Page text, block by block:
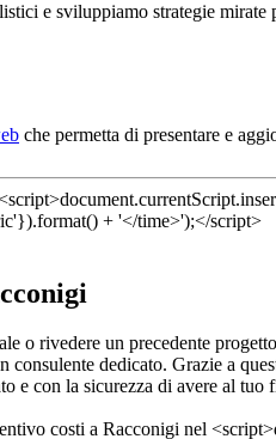
e sviluppiamo strategie mirate
che permetta di presentare e
o rivedere un precedente
dedicato. Grazie a
e con la sicurezza di avere al tuo